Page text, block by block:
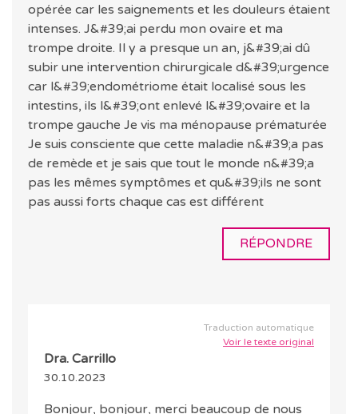
opérée car les saignements et les douleurs étaient
intenses. J&#39;ai perdu mon ovaire et ma
trompe droite. Il y a presque un an, j&#39;ai dû
subir une intervention chirurgicale d&#39;urgence
car l&#39;endométriome était localisé sous les
intestins, ils l&#39;ont enlevé l&#39;ovaire et la
trompe gauche Je vis ma ménopause prématurée
Je suis consciente que cette maladie n&#39;a pas
de remède et je sais que tout le monde n&#39;a
pas les mêmes symptômes et qu&#39;ils ne sont
pas aussi forts chaque cas est différent
RÉPONDRE
Traduction automatique
Voir le texte original
Dra. Carrillo
30.10.2023
Bonjour, bonjour, merci beaucoup de nous